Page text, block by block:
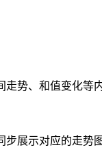
势、和值变化等
展示对应的走势